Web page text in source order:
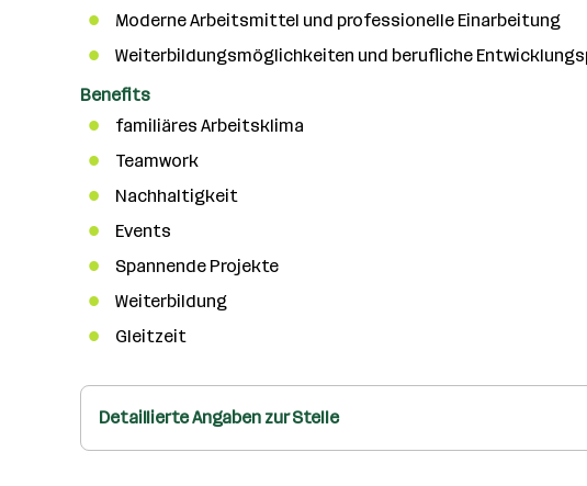
Moderne Arbeitsmittel und professionelle Einarbeitung
Weiterbildungsmöglichkeiten und berufliche
Benefits
familiäres Arbeitsklima
Teamwork
Nachhaltigkeit
Events
Spannende Projekte
Weiterbildung
Gleitzeit
Detaillierte Angaben zur Stelle